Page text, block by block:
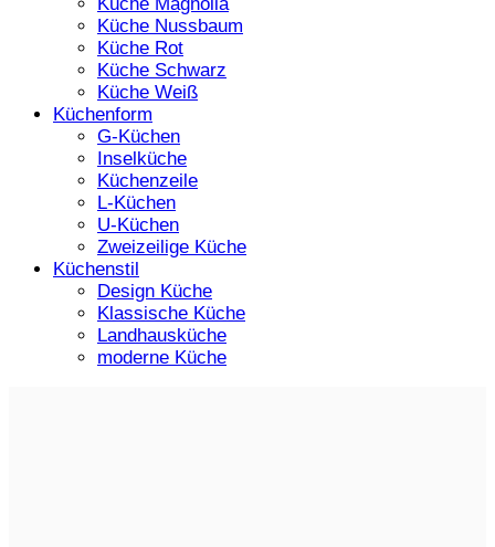
Küche Nussbaum
Küche Rot
Küche Schwarz
Küche Weiß
Küchenform
G-Küchen
Inselküche
Küchenzeile
L-Küchen
U-Küchen
Zweizeilige Küche
Küchenstil
Design Küche
Klassische Küche
Landhausküche
moderne Küche